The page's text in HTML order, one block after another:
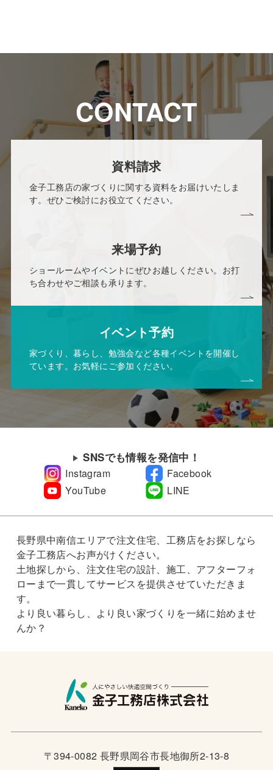
CONTACT
資料請求
金子工務店の家づくりに関する資料をお届けいたしま
す。ぜひご検討にお役立てください。
来場予約
ショールームやイベントにぜひお越しください。お打
ち合わせやご相談も承ります。
イベント予約
家づくり、暮らし、勉強会など各種イベントを開催し
ています。お気軽にご参加ください。
SNSでも情報を発信中！
Instagram
Facebook
YouTube
LINE
長野県中南信エリアで注文住宅、工務店をお探しなら
金子工務店へお声がけください。
土地探しから、注文住宅の設計、施工、アフターフォ
ローまで一貫してサービスを提供させていただきま
す。
より良い暮らし、より良い家づくりを一緒に始めませ
んか？
〒394-0082 長野県岡谷市長地御所2-13-8